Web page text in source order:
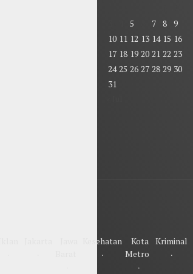
5 7 8 9
10 11 12 13 14 15 16
17 18 19 20 21 22 23
24 25 26 27 28 29 30
31
Kesehatan
Kota
Metro
Kriminal